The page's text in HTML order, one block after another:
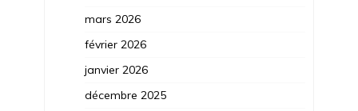
mars 2026
février 2026
janvier 2026
décembre 2025